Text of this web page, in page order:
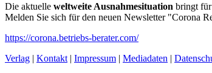
Die aktuelle weltweite Ausnahmesituation bringt
Melden Sie sich für den neuen Newsletter "Corona
https://corona.betriebs-berater.com/
Verlag | Kontakt | Impressum | Mediadaten |